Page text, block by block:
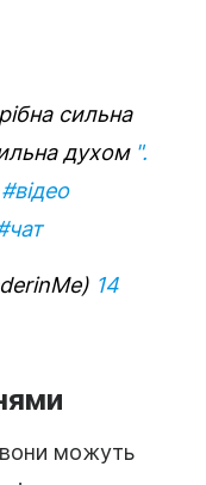
сильна
духом ".
#відео
14
можуть